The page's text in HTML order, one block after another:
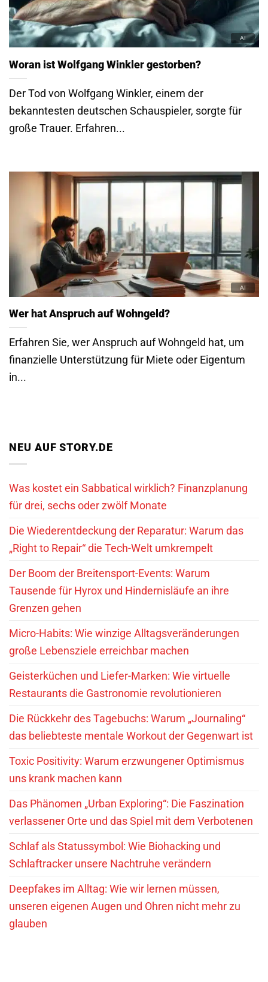
Woran ist Wolfgang Winkler gestorben?
Der Tod von Wolfgang Winkler, einem der
bekanntesten deutschen Schauspieler, sorgte für
große Trauer. Erfahren...
Wer hat Anspruch auf Wohngeld?
Erfahren Sie, wer Anspruch auf Wohngeld hat, um
finanzielle Unterstützung für Miete oder Eigentum
in...
NEU AUF STORY.DE
Was kostet ein Sabbatical wirklich? Finanzplanung
für drei, sechs oder zwölf Monate
Die Wiederentdeckung der Reparatur: Warum das
„Right to Repair“ die Tech-Welt umkrempelt
Der Boom der Breitensport-Events: Warum
Tausende für Hyrox und Hindernisläufe an ihre
Grenzen gehen
Micro-Habits: Wie winzige Alltagsveränderungen
große Lebensziele erreichbar machen
Geisterküchen und Liefer-Marken: Wie virtuelle
Restaurants die Gastronomie revolutionieren
Die Rückkehr des Tagebuchs: Warum „Journaling“
das beliebteste mentale Workout der Gegenwart ist
Toxic Positivity: Warum erzwungener Optimismus
uns krank machen kann
Das Phänomen „Urban Exploring“: Die Faszination
verlassener Orte und das Spiel mit dem Verbotenen
Schlaf als Statussymbol: Wie Biohacking und
Schlaftracker unsere Nachtruhe verändern
Deepfakes im Alltag: Wie wir lernen müssen,
unseren eigenen Augen und Ohren nicht mehr zu
glauben